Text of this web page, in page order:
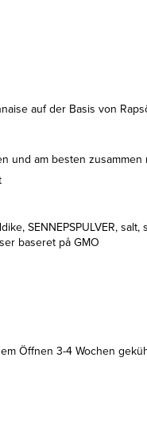
auf der Basis von
und am besten
SENNEPSPULVER,
baseret på GMO
Öffnen 3-4 Wochen